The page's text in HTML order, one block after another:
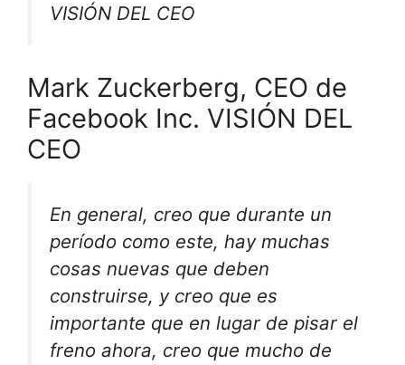
VISIÓN DEL CEO
Mark Zuckerberg, CEO de
Facebook Inc. VISIÓN DEL
CEO
En general, creo que durante un
período como este, hay muchas
cosas nuevas que deben
construirse, y creo que es
importante que en lugar de pisar el
freno ahora, creo que mucho de